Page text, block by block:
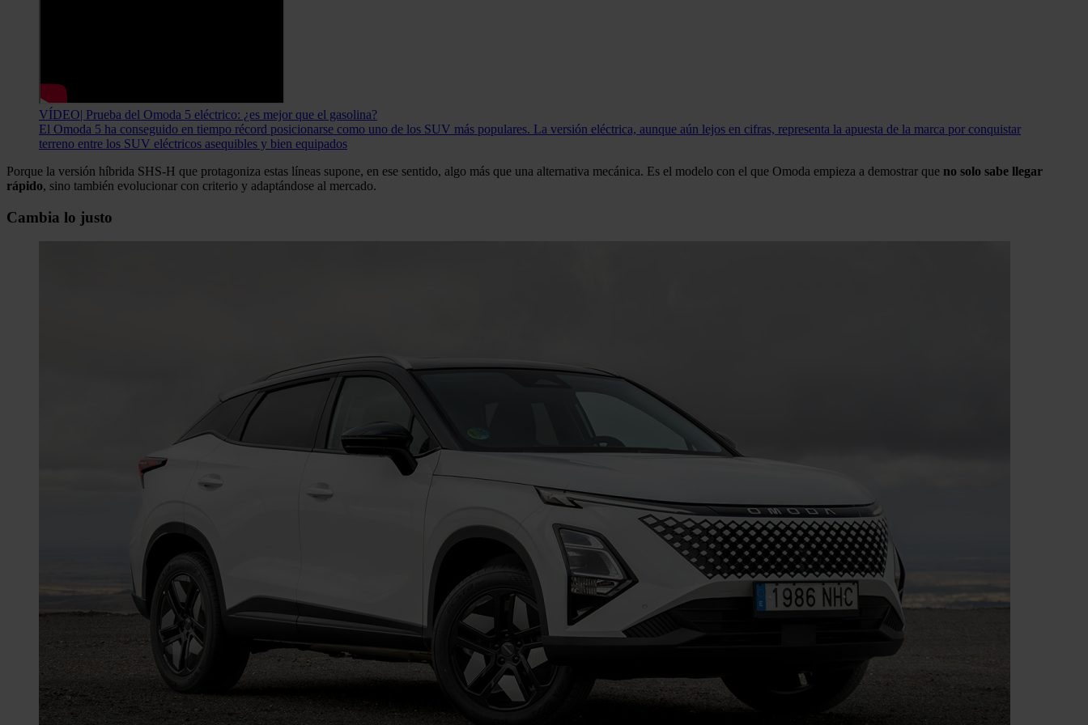
VÍDEO| Prueba del Omoda 5 eléctrico: ¿es mejor que el gasolina?
El Omoda 5 ha conseguido en tiempo récord posicionarse como uno de los SUV más populares. La versión eléctrica, aunque aún lejos en cifras, representa la apuesta de la marca por conquistar
terreno entre los SUV eléctricos asequibles y bien equipados
Porque la versión híbrida SHS-H que protagoniza estas líneas supone, en ese sentido, algo más que una alternativa mecánica. Es el modelo con el que Omoda empieza a demostrar que no solo sabe llegar
rápido, sino también evolucionar con criterio y adaptándose al mercado.
Cambia lo justo